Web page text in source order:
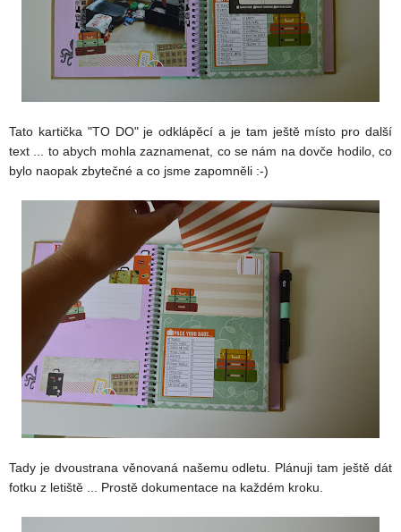
Tato kartička "TO DO" je odklápěcí a je tam ještě místo pro další
text ... to abych mohla zaznamenat, co se nám na dovče hodilo, co
bylo naopak zbytečné a co jsme zapomněli :-)
Tady je dvoustrana věnovaná našemu odletu. Plánuji tam ještě dát
fotku z letiště ... Prostě dokumentace na každém kroku.